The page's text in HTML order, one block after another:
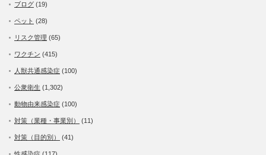
ブログ (19)
ペット (28)
リスク管理 (65)
ワクチン (415)
人獣共通感染症 (100)
公衆衛生 (1,302)
動物由来感染症 (100)
対策（業種・事業別） (11)
対策（目的別） (41)